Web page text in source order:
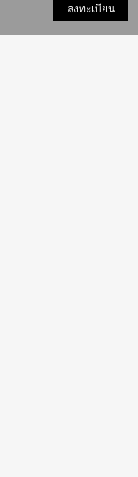
เพิ่มเข้ารถเข็นลงทะเบียน